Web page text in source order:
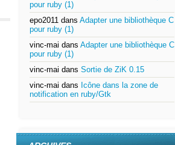
pour ruby (1)
epo2011 dans Adapter une bibliothèque C
pour ruby (1)
vinc-mai dans Adapter une bibliothèque C
pour ruby (1)
vinc-mai dans Sortie de ZiK 0.15
vinc-mai dans Icône dans la zone de
notification en ruby/Gtk